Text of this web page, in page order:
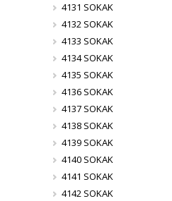
4131 SOKAK
4132 SOKAK
4133 SOKAK
4134 SOKAK
4135 SOKAK
4136 SOKAK
4137 SOKAK
4138 SOKAK
4139 SOKAK
4140 SOKAK
4141 SOKAK
4142 SOKAK